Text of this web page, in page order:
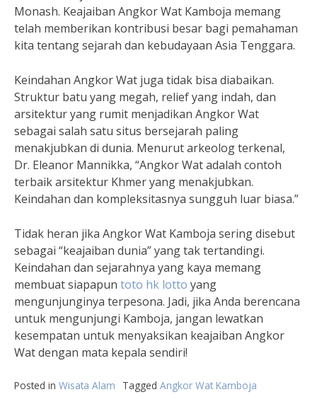
Monash. Keajaiban Angkor Wat Kamboja memang
telah memberikan kontribusi besar bagi pemahaman
kita tentang sejarah dan kebudayaan Asia Tenggara.
Keindahan Angkor Wat juga tidak bisa diabaikan.
Struktur batu yang megah, relief yang indah, dan
arsitektur yang rumit menjadikan Angkor Wat
sebagai salah satu situs bersejarah paling
menakjubkan di dunia. Menurut arkeolog terkenal,
Dr. Eleanor Mannikka, “Angkor Wat adalah contoh
terbaik arsitektur Khmer yang menakjubkan.
Keindahan dan kompleksitasnya sungguh luar biasa.”
Tidak heran jika Angkor Wat Kamboja sering disebut
sebagai “keajaiban dunia” yang tak tertandingi.
Keindahan dan sejarahnya yang kaya memang
membuat siapapun toto hk lotto yang
mengunjunginya terpesona. Jadi, jika Anda berencana
untuk mengunjungi Kamboja, jangan lewatkan
kesempatan untuk menyaksikan keajaiban Angkor
Wat dengan mata kepala sendiri!
Posted in Wisata Alam Tagged Angkor Wat Kamboja